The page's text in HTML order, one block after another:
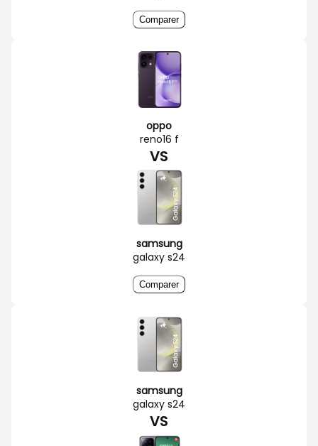
Comparer
oppo
reno16 f
VS
samsung
galaxy s24
Comparer
samsung
galaxy s24
VS